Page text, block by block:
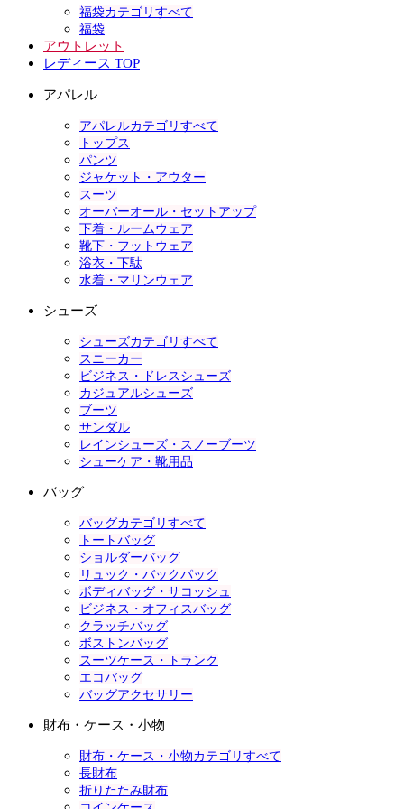
福袋カテゴリすべて
福袋
アウトレット
レディース TOP
アパレル
アパレルカテゴリすべて
トップス
パンツ
ジャケット・アウター
スーツ
オーバーオール・セットアップ
下着・ルームウェア
靴下・フットウェア
浴衣・下駄
水着・マリンウェア
シューズ
シューズカテゴリすべて
スニーカー
ビジネス・ドレスシューズ
カジュアルシューズ
ブーツ
サンダル
レインシューズ・スノーブーツ
シューケア・靴用品
バッグ
バッグカテゴリすべて
トートバッグ
ショルダーバッグ
リュック・バックパック
ボディバッグ・サコッシュ
ビジネス・オフィスバッグ
クラッチバッグ
ボストンバッグ
スーツケース・トランク
エコバッグ
バッグアクセサリー
財布・ケース・小物
財布・ケース・小物カテゴリすべて
長財布
折りたたみ財布